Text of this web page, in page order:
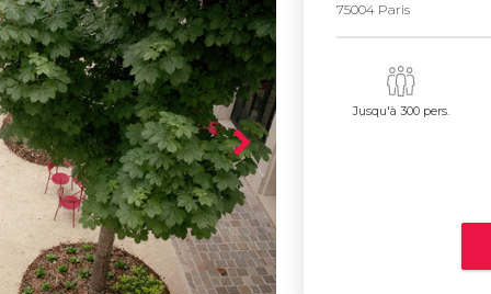
75004 Paris
Jusqu'à 300 pers.